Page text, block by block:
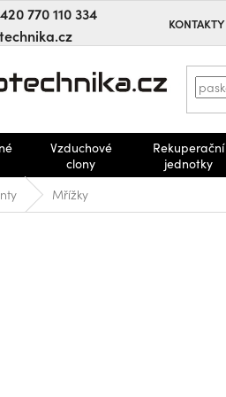
770 110 334
KONTAKTY
Vzduchové
clony
Rekuperační
jednotky
Mřížky